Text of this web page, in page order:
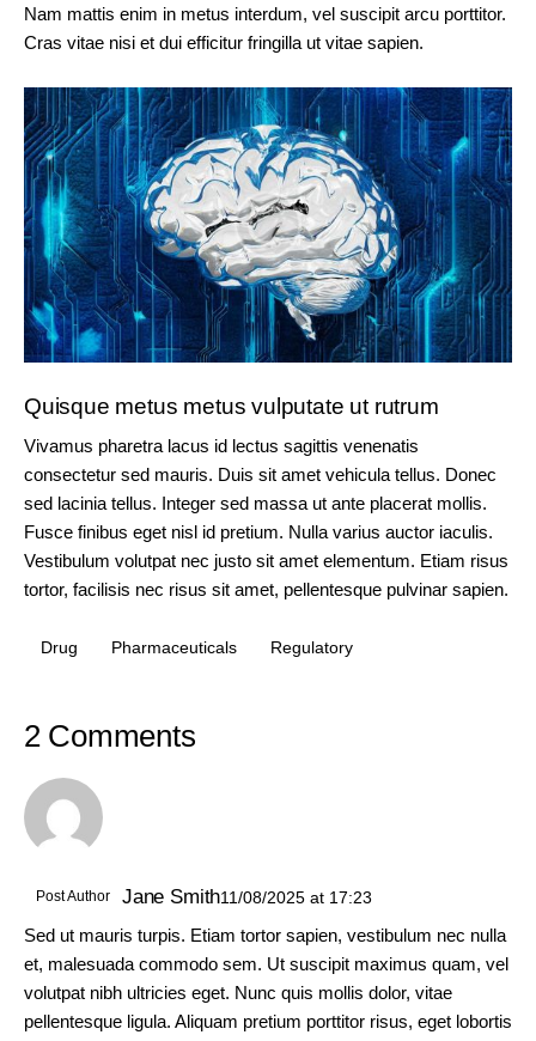
Nam mattis enim in metus interdum, vel suscipit arcu porttitor.
Cras vitae nisi et dui efficitur fringilla ut vitae sapien.
Quisque metus metus vulputate ut rutrum
Vivamus pharetra lacus id lectus sagittis venenatis
consectetur sed mauris. Duis sit amet vehicula tellus. Donec
sed lacinia tellus. Integer sed massa ut ante placerat mollis.
Fusce finibus eget nisl id pretium. Nulla varius auctor iaculis.
Vestibulum volutpat nec justo sit amet elementum. Etiam risus
tortor, facilisis nec risus sit amet, pellentesque pulvinar sapien.
Drug Pharmaceuticals Regulatory
2 Comments
Post Author Jane Smith11/08/2025at 17:23
Sed ut mauris turpis. Etiam tortor sapien, vestibulum nec nulla
et, malesuada commodo sem. Ut suscipit maximus quam, vel
volutpat nibh ultricies eget. Nunc quis mollis dolor, vitae
pellentesque ligula. Aliquam pretium porttitor risus, eget lobortis